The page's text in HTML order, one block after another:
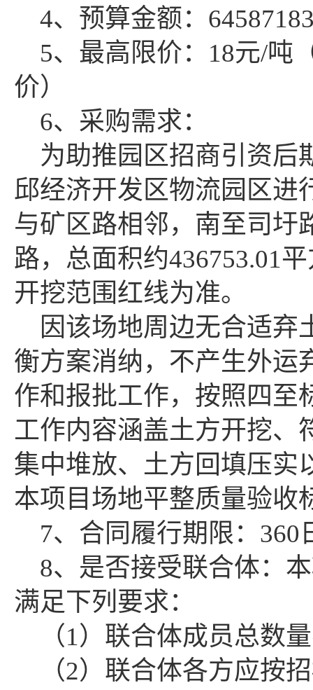
4、预算金额：
5、最高限价：18元/吨
价）
6、采购需求：
为助推园区招商引资后
邱经济开发区物流园区进
与矿区路相邻，南至司圩
路，总面积约436753.01
开挖范围红线为准。
因该场地周边无合适弃
衡方案消纳，不产生外运
作和报批工作，按照四至
工作内容涵盖土方开挖、
集中堆放、土方回填压实
本项目场地平整质量验收
7、合同履行期限：360
8、是否接受联合体：
满足下列要求：
（1）联合体成员总数
（2）联合体各方应按